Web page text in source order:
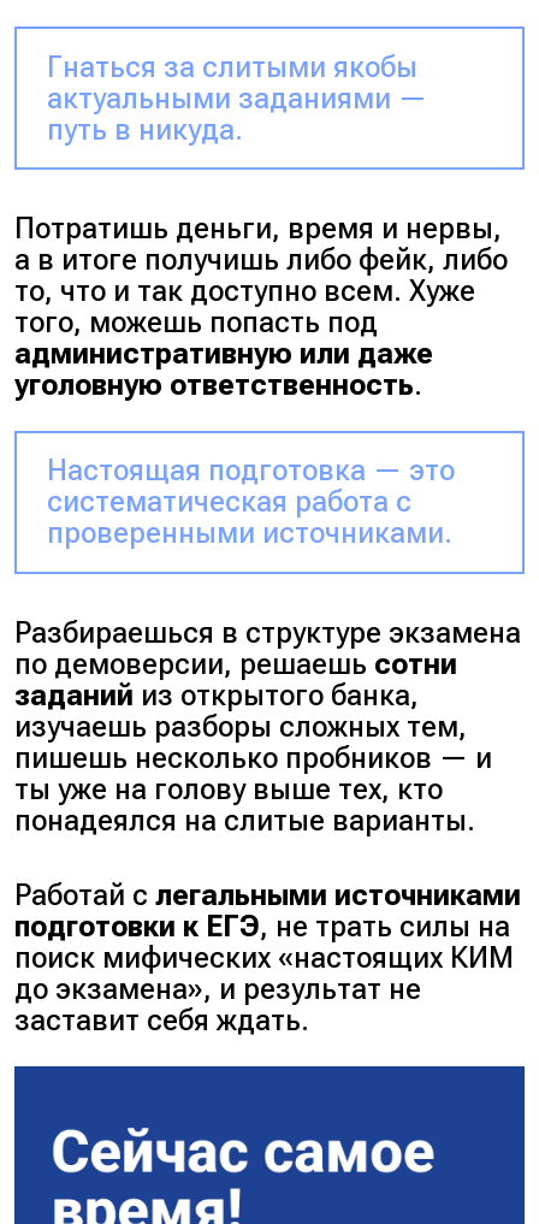
Гнаться за слитыми якобы
актуальными заданиями —
путь в никуда.
Потратишь деньги, время и нервы,
а в итоге получишь либо фейк, либо
то, что и так доступно всем. Хуже
того, можешь попасть под
административную или даже
уголовную ответственность.
Настоящая подготовка — это
систематическая работа с
проверенными источниками.
Разбираешься в структуре экзамена
по демоверсии, решаешь сотни
заданий из открытого банка,
изучаешь разборы сложных тем,
пишешь несколько пробников — и
ты уже на голову выше тех, кто
понадеялся на слитые варианты.
Работай слегальными источниками
подготовки к ЕГЭ, не трать силы на
поиск мифических «настоящих КИМ
до экзамена», и результат не
заставит себя ждать.